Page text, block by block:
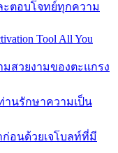
ตอบโจทย์ทุกความ
Tool All You
สวยงามของตะแกรง
านรักษาความเป็น
อนด้วยเจโบลท์ที่มี